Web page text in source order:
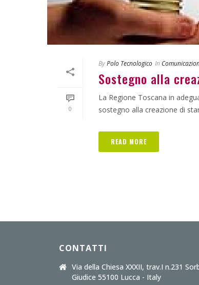
0
ByPolo Tecnologico In
Sostegno alla
La Regione Toscana in
sostegno alla creazione di
READ MORE
CONTATTI
Via della Chiesa XXXII, trav.I n.231
Giudice 55100 Lucca - Italy